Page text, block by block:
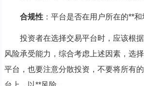
合规性：平台是否在用户所在的**和
投资者在选择交易平台时，应该根
风险承受能力，综合考虑上述因素，选
平台，也要注意分散投资，不要将所有